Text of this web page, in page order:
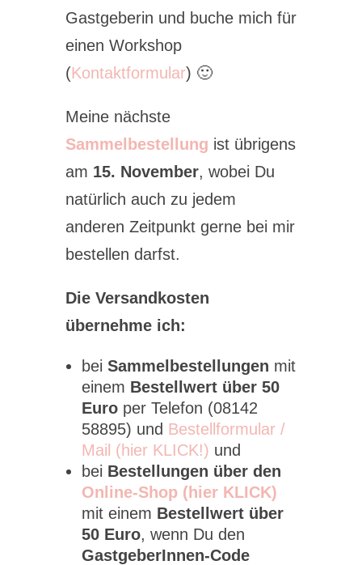
Gastgeberin und buche mich für
einen Workshop
(Kontaktformular) 🙂
Meine nächste
Sammelbestellung ist übrigens
am 15. November, wobei Du
natürlich auch zu jedem
anderen Zeitpunkt gerne bei mir
bestellen darfst.
Die Versandkosten
übernehme ich:
bei Sammelbestellungen mit
einem Bestellwert über 50
Euro per Telefon (08142
58895) und Bestellformular /
Mail (hier KLICK!) und
bei Bestellungen über den
Online-Shop (hier KLICK)
mit einem Bestellwert über
50 Euro, wenn Du den
GastgeberInnen-Code